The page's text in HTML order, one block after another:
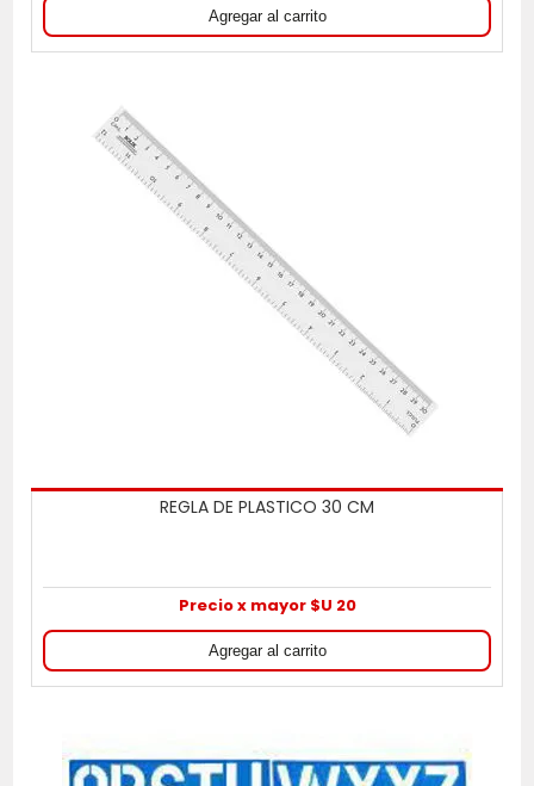
REGLA DE PLASTICO 30 CM
Precio x mayor $U 20